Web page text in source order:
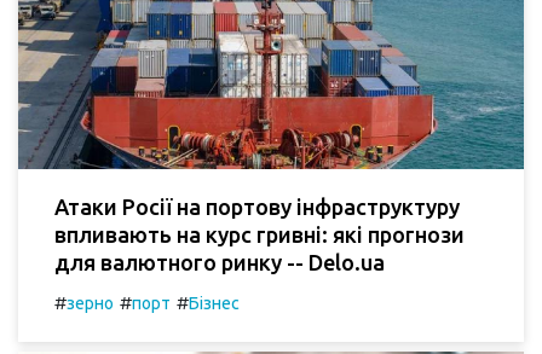
Атаки Росії на портову інфраструктуру
впливають на курс гривні: які прогнози
для валютного ринку -- Delo.ua
#зерно #порт #Бізнес